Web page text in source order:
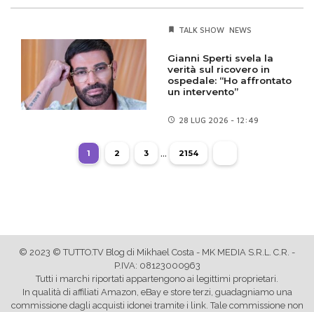
TALK SHOW NEWS
Gianni Sperti svela la
verità sul ricovero in
ospedale: “Ho affrontato
un intervento”
28 LUG 2026 - 12:49
1 2 3 ... 2154
© 2023 © TUTTO.TV Blog di Mikhael Costa - MK MEDIA S.R.L. C.R. -
P.IVA: 08123000963
Tutti i marchi riportati appartengono ai legittimi proprietari.
In qualità di affiliati Amazon, eBay e store terzi, guadagniamo una
commissione dagli acquisti idonei tramite i link. Tale commissione non